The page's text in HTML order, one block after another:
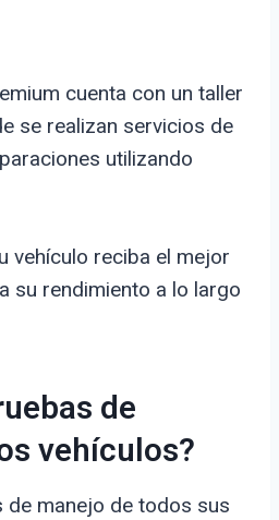
cuenta con un taller
se realizan servicios de
utilizando
vehículo reciba el mejor
su rendimiento a lo largo
de
vehículos?
de manejo de todos sus